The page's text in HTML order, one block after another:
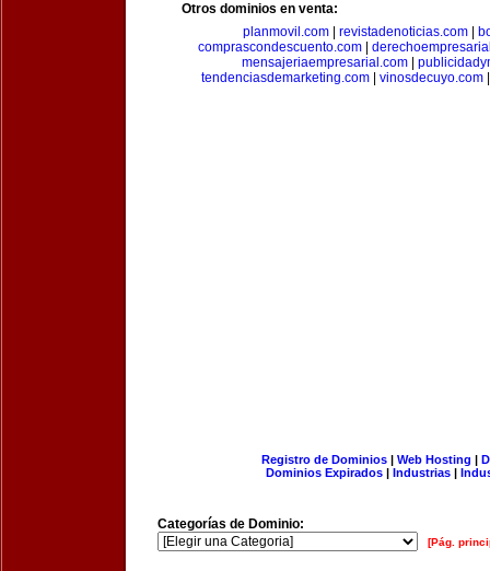
Otros dominios en venta:
planmovil.com| revistadenoticias.com|
comprascondescuento.com
mensajeriaempresarial.com|
tendenciasdemarketing.com| vinosdecuyo.com
Registro de Dominios| Web Hosting |
Dominios Expirados | Industrias |
Categorías de Dominio:
[Pág.